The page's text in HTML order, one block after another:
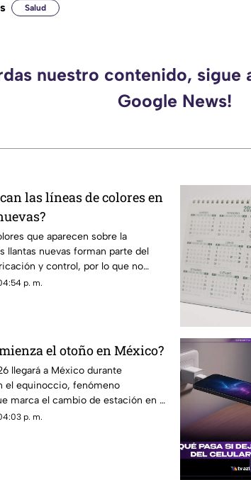
Salud
nuestro contenido, sigue
Google News!
las líneas de colores en
que aparecen sobre la
llantas nuevas forman parte del
y control, por lo que no
ni representan una señal de
p. m.
el otoño en México?
llegará a México durante
el equinoccio, fenómeno
marca el cambio de estación en el
p. m.